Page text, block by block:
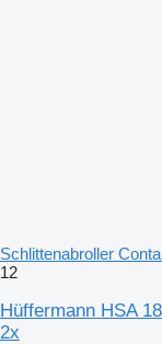
Schlittenabroller
12
Hüffermann HSA
2x